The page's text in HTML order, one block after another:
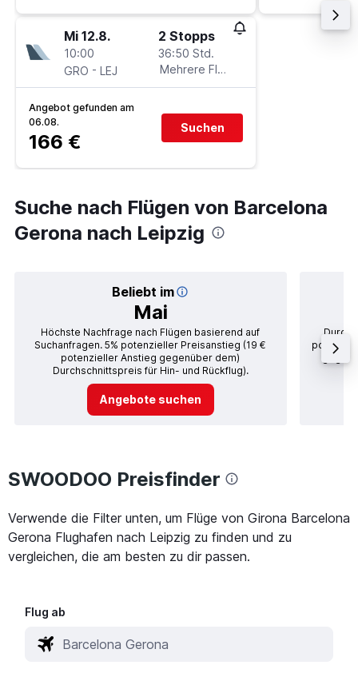
Mi 12.8.
10:00
GRO - LEJ
2 Stopps
36:50 Std.
Mehrere Fluglinien
Angebot gefunden am
06.08.
166 €
Suchen
Suche nach Flügen von Barcelona
Gerona nach Leipzig
Beliebt im
Mai
Höchste Nachfrage nach Flügen basierend auf
Suchanfragen. 5% potenzieller Preisanstieg (19 €
potenzieller Anstieg gegenüber dem)
Durchschnittspreis für Hin- und Rückflug).
Angebote suchen
SWOODOO Preisfinder
Verwende die Filter unten, um Flüge von Girona Barcelona
Gerona Flughafen nach Leipzig zu finden und zu
vergleichen, die am besten zu dir passen.
Flug ab